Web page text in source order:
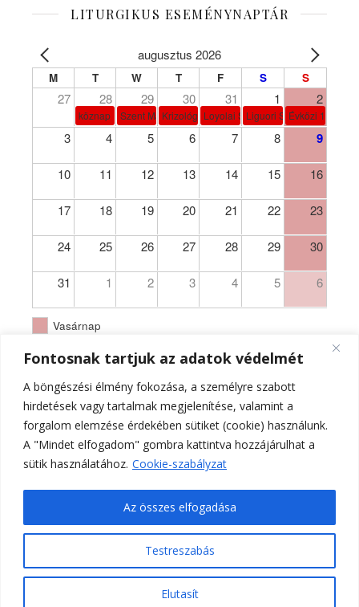
Fontosnak tartjuk az adatok védelmét
A böngészési élmény fokozása, a személyre szabott
hirdetések vagy tartalmak megjelenítése, valamint a
forgalom elemzése érdekében sütiket (cookie) használunk.
A "Mindet elfogadom" gombra kattintva hozzájárulhat a
sütik használatához. Cookie-szabályzat
Testreszabás
Elutasít
Az összes elfogadása
LITURGIKUS ESEMÉNYNAPTÁR
augusztus 2026
M T W T F S S
27 28 29 30 31 1 2
köznap Szent Márta, Mária és Lázár
Krizológ Szent Péter
Loyolai Szent IgnácLiguori Szent Alfonz pk-et.
Évközi 18.
3 4 5 6 7 8 9
10 11 12 13 14 15 16
17 18 19 20 21 22 23
24 25 26 27 28 29 30
31 1 2 3 4 5 6
Vasárnap
Ferences Templom Pécs - PA - hivatalos oldala 2021.
Ashe a sablont készítette: